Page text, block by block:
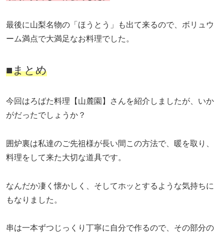
最後に山梨名物の「ほうとう」も出て来るので、ボリュウ
ーム満点で大満足なお料理でした。
■まとめ
今回はろばた料理【山麓園】さんを紹介しましたが、いか
がだったでしょうか？
囲炉裏は私達のご先祖様が長い間この方法で、暖を取り、
料理をして来た大切な道具です。
なんだか凄く懐かしく、そしてホッとするような気持ちに
もなりました。
串は一本ずつじっくり丁寧に自分で作るので、その部分の